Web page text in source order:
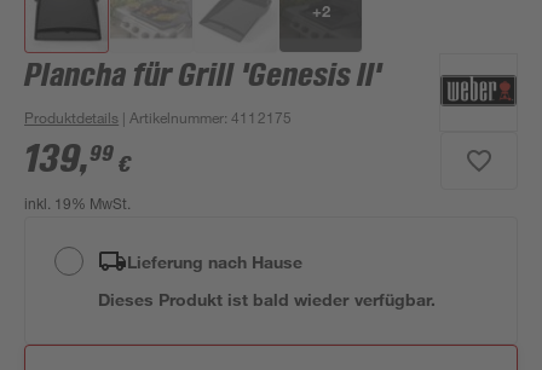
+2
Plancha für Grill 'Genesis II'
Produktdetails | Artikelnummer:4112175
139,99 €
inkl. 19% MwSt.
Lieferung nach Hause
Dieses Produkt ist bald wieder verfügbar.